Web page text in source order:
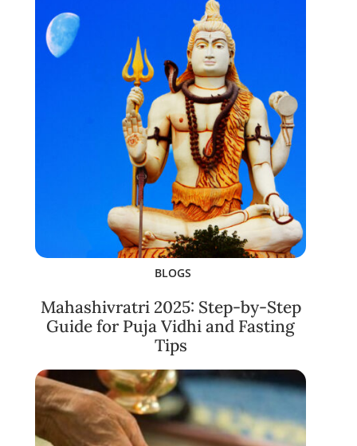
BLOGS
Mahashivratri 2025: Step-by-Step
Guide for Puja Vidhi and Fasting
Tips